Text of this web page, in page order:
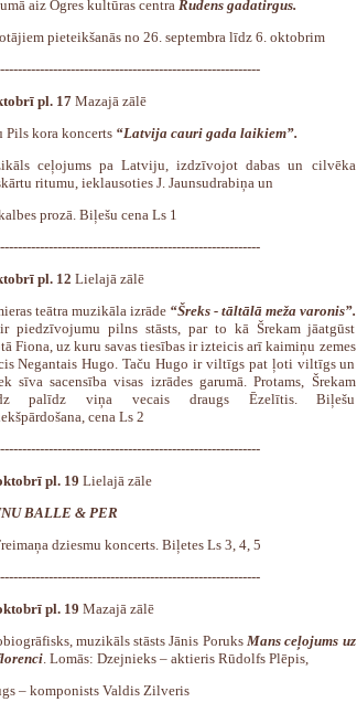
aiz Ogres kultūras centra Rudens gadatirgus.
pieteikšanās no 26. septembra līdz 6. oktobrim
pl. 17Mazajā zālē
Pils kora koncerts “Latvija cauri gada laikiem”.
ceļojums pa Latviju, izdzīvojot dabas un cilvēka
ritumu, ieklausoties J. Jaunsudrabiņa un
prozā. Biļešu cena Ls 1
pl. 12 Lielajā zālē
teātra muzikāla izrāde “Šreks - tāltālā meža varonis”.
piedzīvojumu pilns stāsts, par to kā Šrekam jāatgūst
Fiona, uz kuru savas tiesības ir izteicis arī kaimiņu zemes
Negantais Hugo. Taču Hugo ir viltīgs pat ļoti viltīgs un
sīva sacensība visas izrādes garumā. Protams, Šrekam
palīdz viņa vecais draugs Ēzelītis. Biļešu
cena Ls 2
pl. 19 Lielajā zāle
BALLE & PER
dziesmu koncerts. Biļetes Ls 3, 4, 5
pl. 19 Mazajā zālē
muzikāls stāsts Jānis Poruks Mans ceļojums uz
. Lomās: Dzejnieks – aktieris Rūdolfs Plēpis,
– komponists Valdis Zilveris